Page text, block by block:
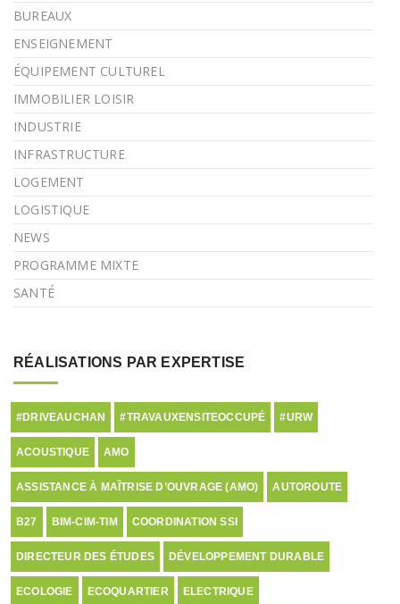
BUREAUX
ENSEIGNEMENT
ÉQUIPEMENT CULTUREL
IMMOBILIER LOISIR
INDUSTRIE
INFRASTRUCTURE
LOGEMENT
LOGISTIQUE
NEWS
PROGRAMME MIXTE
SANTÉ
RÉALISATIONS PAR EXPERTISE
#DRIVEAUCHAN #TRAVAUXENSITEOCCUPÉ #URW
ACOUSTIQUE AMO
ASSISTANCE À MAÎTRISE D’OUVRAGE (AMO) AUTOROUTE
B27 BIM-CIM-TIM COORDINATION SSI
DIRECTEUR DES ÉTUDES DÉVELOPPEMENT DURABLE
ECOLOGIE ECOQUARTIER ELECTRIQUE